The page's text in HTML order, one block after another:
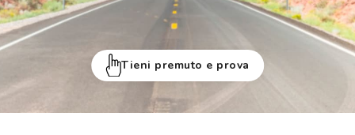
Tieni premuto e prova